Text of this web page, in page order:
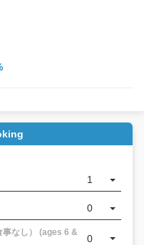
1
0
事なし） (ages 6 &
0